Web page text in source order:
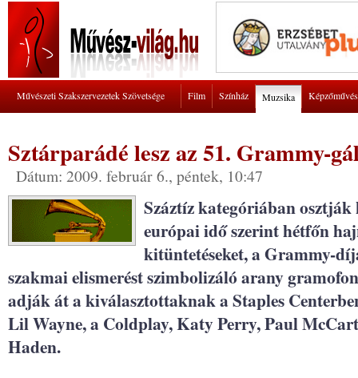
Művészeti Szakszervezetek Szövetsége Film Színház Muzsika
Sztárparádé lesz az 51. Grammy-
Dátum: 2009. február 6., péntek, 10:47
Száztíz kategóriában osztják
európai idő szerint hétfőn
kitüntetéseket, a Grammy-
szakmai elismerést szimbolizáló arany
adják át a kiválasztottaknak a Staples
Lil Wayne, a Coldplay, Katy Perry, Paul
Haden.